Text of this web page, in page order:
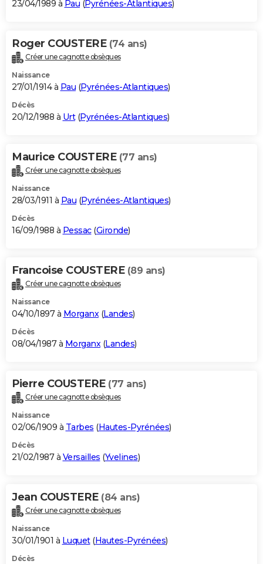
23/04/1989 à Pau (Pyrénées-Atlantiques)
Roger COUSTERE (74 ans)
Créer une cagnotte obsèques
Naissance
27/01/1914 à Pau (Pyrénées-Atlantiques)
Décès
20/12/1988 à Urt(Pyrénées-Atlantiques)
Maurice COUSTERE (77 ans)
Créer une cagnotte obsèques
Naissance
28/03/1911 à Pau (Pyrénées-Atlantiques)
Décès
16/09/1988 à Pessac(Gironde)
Francoise COUSTERE (89 ans)
Créer une cagnotte obsèques
Naissance
04/10/1897 à Morganx(Landes)
Décès
08/04/1987 à Morganx(Landes)
Pierre COUSTERE (77 ans)
Créer une cagnotte obsèques
Naissance
02/06/1909 à Tarbes (Hautes-Pyrénées)
Décès
21/02/1987 à Versailles (Yvelines)
Jean COUSTERE (84 ans)
Créer une cagnotte obsèques
Naissance
30/01/1901 à Luquet(Hautes-Pyrénées)
Décès